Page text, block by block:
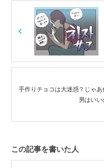
手作りチョコは大迷惑？じゃあ
男はいい
この記事を書いた人